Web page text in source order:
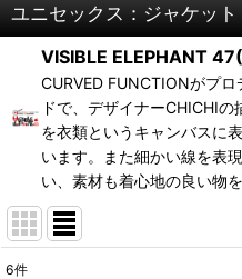
ユニセックス：ジャケット
VISIBLE ELEPHANT
CURVED FUNCTIONがプ
ドで、デザイナーCHICHI
を衣類というキャンバスに
います。また細かい線を表
い、素材も着心地の良い物
6件